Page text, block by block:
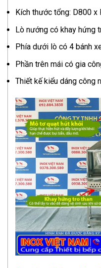
Kích thước tổng: D800
Lò nướng có khay hứng
Phía dưới lò có 4 bánh
Phần trên mái có gia
Thiết kế kiểu dáng công